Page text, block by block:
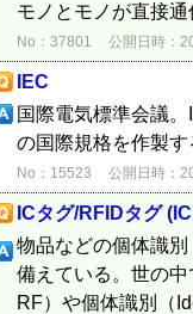
モノとモノが直接
No：37801 公開日時：
IEC
国際電気標準会議
の国際規格を作製
No：15523 公開日時：
ICタグ/RFIDタグ
物品などの個体識
備えている。世の
RF）や個体識別（